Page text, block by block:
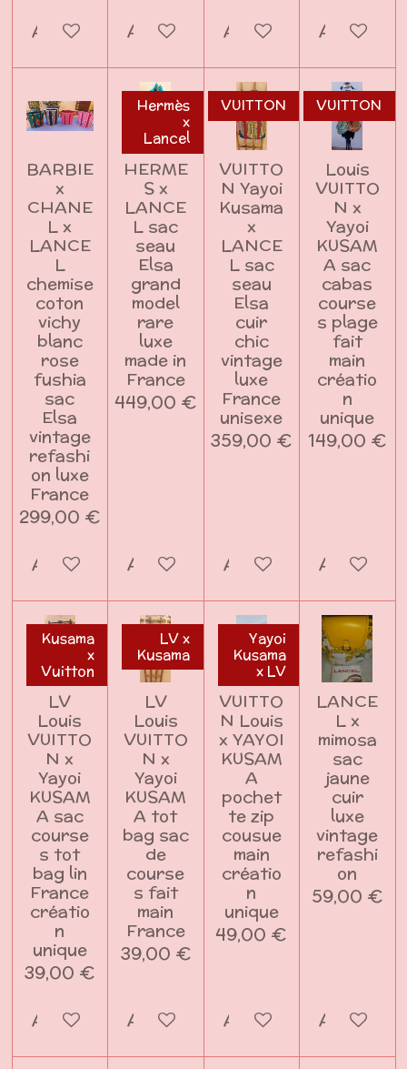
Ajouter au panierAjouter au panierAjouter au panier
Ajouter
BARBIE
x
CHANE
L x
LANCE
L
chemise
coton
vichy
blanc
rose
fushia
sac
Elsa
vintage
refashi
on luxe
France
299,00 €
Ajouter au panier
Hermès
x
Lancel
HERME
S x
LANCE
L sac
seau
Elsa
grand
model
rare
luxe
made in
France
449,00 €
Ajouter au panier
VUITTON
VUITTO
N Yayoi
Kusama
x
LANCE
L sac
seau
Elsa
cuir
chic
vintage
luxe
France
unisexe
359,00 €
Ajouter au panier
VUITTON
Louis
VUITTO
N x
Yayoi
KUSAM
A sac
cabas
course
s plage
fait
main
créatio
n
unique
149,00 €
Ajouter
Kusama
x
Vuitton
LV
Louis
VUITTO
N x
Yayoi
KUSAM
A sac
course
s tot
bag lin
France
créatio
n
unique
39,00 €
Ajouter au panier
LV x
Kusama
LV
Louis
VUITTO
N x
Yayoi
KUSAM
A tot
bag sac
de
course
s fait
main
France
39,00 €
Ajouter au panier
Yayoi
Kusama
x LV
VUITTO
N Louis
x YAYOI
KUSAM
A
pochet
te zip
cousue
main
créatio
n
unique
49,00 €
Ajouter au panier
LANCE
L x
mimosa
sac
jaune
cuir
luxe
vintage
refashi
on
59,00 €
Ajouter